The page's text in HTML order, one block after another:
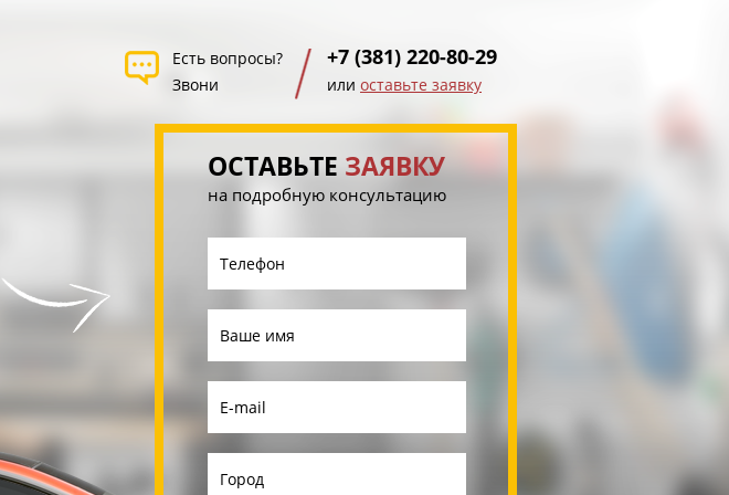
Есть вопросы?
Звони
+7 (381) 220-80-29
или оставьте заявку
ОСТАВЬТЕ ЗАЯВКУ
на подробную консультацию